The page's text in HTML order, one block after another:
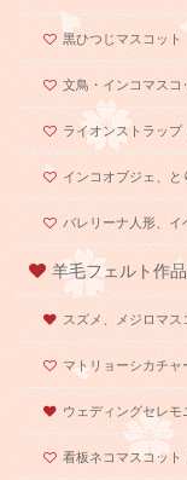
黒ひつじマスコット
文鳥・インコマス
ライオンストラップ
インコオブジェ、と
バレリーナ人形、イ
羊毛フェルト作
スズメ、メジロマス
マトリョーシカチャ
ウェディングセレモ
看板ネコマスコット